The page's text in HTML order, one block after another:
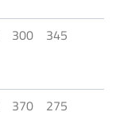
300 345
370 275